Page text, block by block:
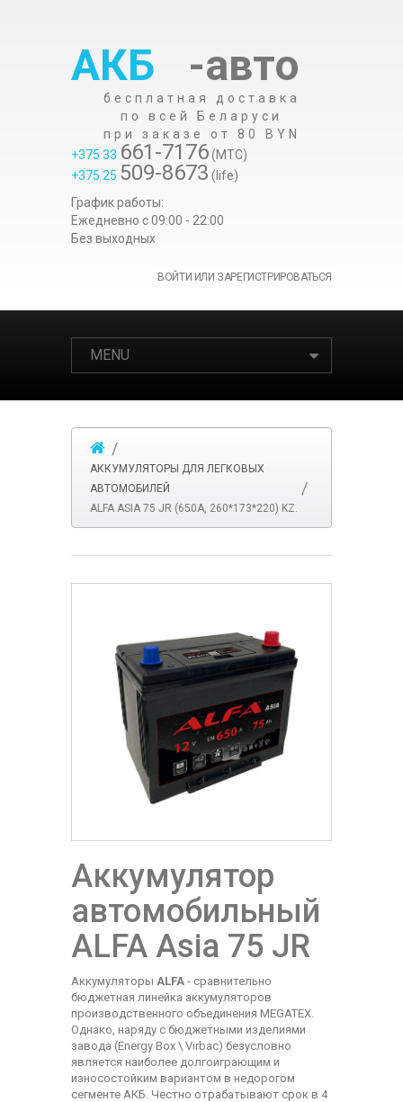
АКБ -авто
бесплатная доставка
по всей Беларуси
при заказе от 80 BYN
+375 33 661-7176(МТС)
+375 25 509-8673 (life)
График работы:
Ежедневно c 09:00 - 22:00
Без выходных
ВОЙТИ ИЛИ ЗАРЕГИСТРИРОВАТЬСЯ
MENU
АККУМУЛЯТОРЫ ДЛЯ ЛЕГКОВЫХ
АВТОМОБИЛЕЙ
ALFA ASIA 75 JR (650A, 260*173*220) KZ.
Аккумулятор
автомобильный
ALFA Asia 75 JR
Аккумуляторы ALFA - сравнительно
бюджетная линейка аккумуляторов
производственного объединения MEGATEX.
Однако, наряду с бюджетными изделиями
завода (Energy Box \ Virbac) безусловно
является наиболее долгоиграющим и
износостойким вариантом в недорогом
сегменте АКБ. Честно отрабатывают срок в 4